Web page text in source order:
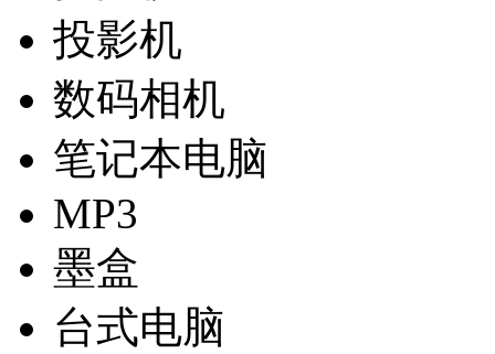
投影机
数码相机
笔记本电脑
MP3
墨盒
台式电脑